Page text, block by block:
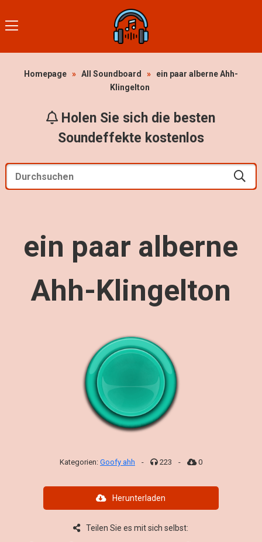
Homepage » All Soundboard »
ein paar alberne Ahh-
Klingelton
Holen Sie sich die besten
Soundeffekte kostenlos
ein paar alberne
Ahh-Klingelton
Kategorien: Goofy ahh - 223 - 0
Herunterladen
Teilen Sie es mit sich selbst: